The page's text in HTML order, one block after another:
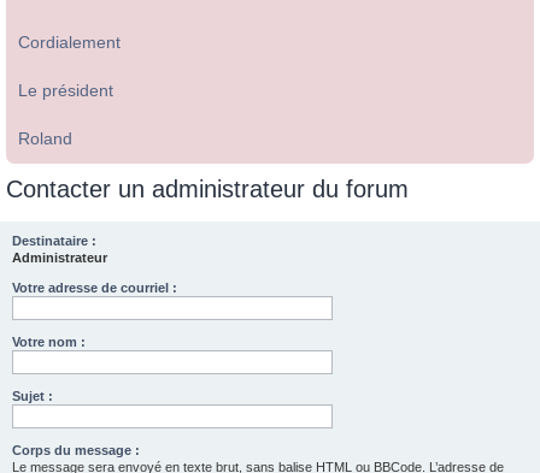
Cordialement
Le président
Roland
Contacter un administrateur du forum
Destinataire :
Administrateur
Votre adresse de courriel :
Votre nom :
Sujet :
Corps du message :
Le message sera envoyé en texte brut, sans balise HTML ou BBCode. L’adresse de